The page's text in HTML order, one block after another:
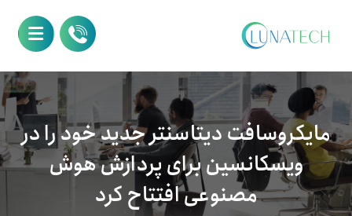
مایکروسافت دیتاسنتر جدید خود را در
ویسکانسین برای پردازش هوش
مصنوعی افتتاح کرد